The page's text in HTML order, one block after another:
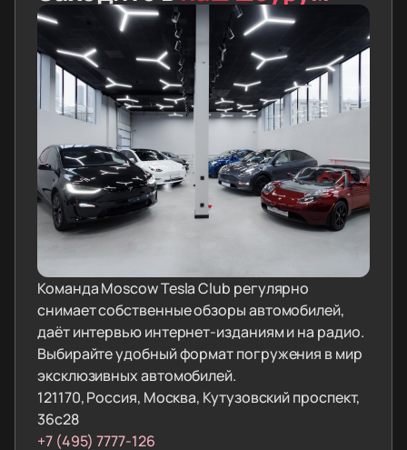
Команда Moscow Tesla Club регулярно
снимает собственные обзоры автомобилей,
даёт интервью интернет-изданиям и на радио.
Выбирайте удобный формат погружения в мир
эксклюзивных автомобилей.
121170, Россия, Москва, Кутузовский проспект,
36с28
+7 (495) 7777-126